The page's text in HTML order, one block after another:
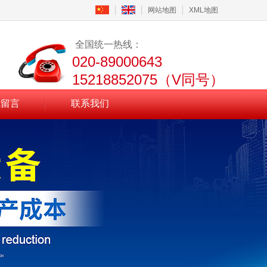
网站地图 XML地图
全国统一热线：
020-89000643
15218852075（V同号）
言 联系我们